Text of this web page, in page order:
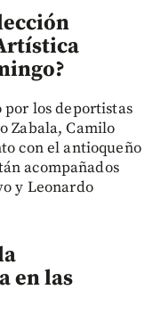
por los deportistas
Zabala, Camilo
con el antioqueño
acompañados
y Leonardo
en las